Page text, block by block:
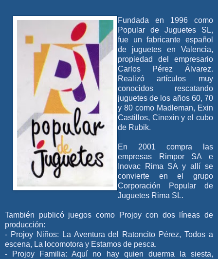
Fundada en 1996 como
Popular de Juguetes SL,
fue un fabricante español
de juguetes en Valencia,
propiedad del empresario
Carlos Pérez Álvarez.
Realizó artículos muy
conocidos rescatando
juguetes de los años 60, 70
y 80 como Madleman, Exin
Castillos, Cinexin y el cubo
de Rubik.
En 2001 compra las
empresas Rimpor SA e
Inovac Rima SA y allí se
convierte en el grupo
Corporación Popular de
Juguetes Rima SL.
También publicó juegos como Projoy con dos líneas de
producción:
- Projoy Niños: La Aventura del Ratoncito Pérez, Todos a
escena, La locomotora y Estamos de pesca.
- Projoy Familia: Aquí no hay quien duerma la siesta,